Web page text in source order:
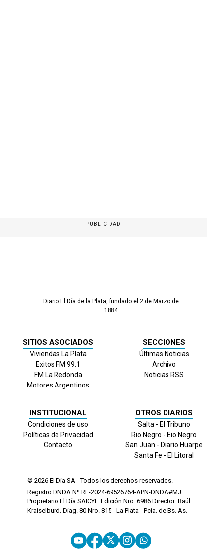
PUBLICIDAD
Diario El Día de la Plata, fundado el 2 de Marzo de
1884
SITIOS ASOCIADOS
Viviendas La Plata
Exitos FM 99.1
FM La Redonda
Motores Argentinos
SECCIONES
Últimas Noticias
Archivo
Noticias RSS
INSTITUCIONAL
Condiciones de uso
Políticas de Privacidad
Contacto
OTROS DIARIOS
Salta - El Tribuno
Rio Negro - Eio Negro
San Juan - Diario Huarpe
Santa Fe - El Litoral
© 2026 El Día SA - Todos los derechos reservados.
Registro DNDA Nº RL-2024-69526764-APN-DNDA#MJ
Propietario El Día SAICYF. Edición Nro. 6986 Director: Raúl
Kraiselburd. Diag. 80 Nro. 815 - La Plata - Pcia. de Bs. As.